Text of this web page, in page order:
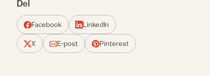
Del
Facebook LinkedIn
X E-post Pinterest